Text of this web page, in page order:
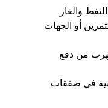
والغاز.
أو الجهات
من دفع
في صفقات